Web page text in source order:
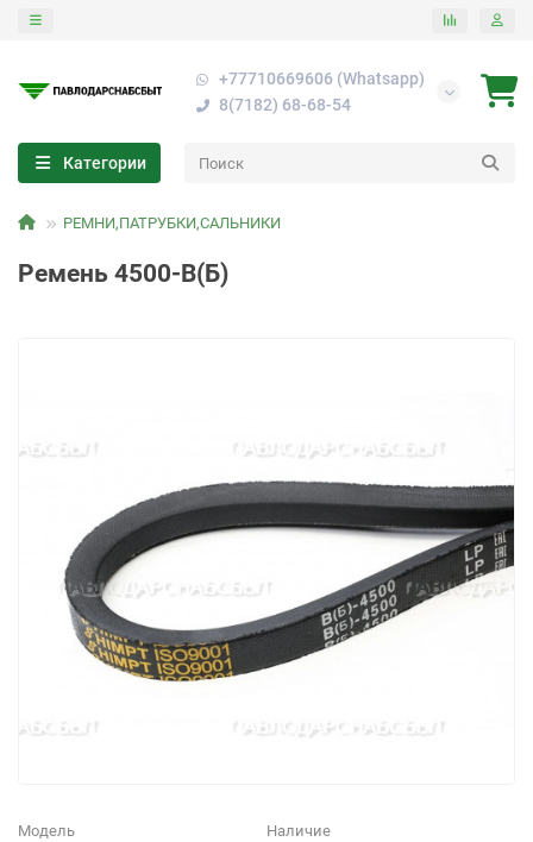
+77710669606 (Whatsapp)
8(7182) 68-68-54
Категории
РЕМНИ,ПАТРУБКИ,САЛЬНИКИ
Ремень 4500-В(Б)
Модель Наличие